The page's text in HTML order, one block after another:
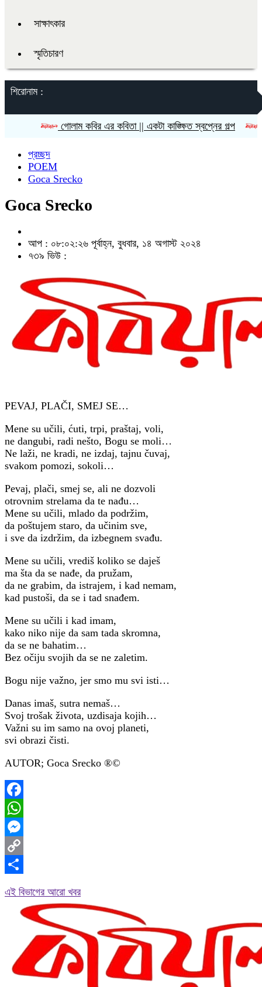
সাক্ষাৎকার
স্মৃতিচারণ
শিরোনাম :
গোলাম কবির এর কবিতা || একটা কাঙ্ক্ষিত স্বপ্নের গল্প রীতি
প্রচ্ছদ
POEM
Goca Srecko
Goca Srecko
আপ : ০৮:০২:২৬ পূর্বাহ্ন, বুধবার, ১৪ অগাস্ট ২০২৪
৭৩৯ ভিউ :
PEVAJ, PLAČI, SMEJ SE…
Mene su učili, ćuti, trpi, praštaj, voli,
ne dangubi, radi nešto, Bogu se moli…
Ne laži, ne kradi, ne izdaj, tajnu čuvaj,
svakom pomozi, sokoli…
Pevaj, plači, smej se, ali ne dozvoli
otrovnim strelama da te nađu…
Mene su učili, mlado da podržim,
da poštujem staro, da učinim sve,
i sve da izdržim, da izbegnem svađu.
Mene su učili, vrediš koliko se daješ
ma šta da se nađe, da pružam,
da ne grabim, da istrajem, i kad nemam,
kad pustoši, da se i tad snađem.
Mene su učili i kad imam,
kako niko nije da sam tada skromna,
da se ne bahatim…
Bez očiju svojih da se ne zaletim.
Bogu nije važno, jer smo mu svi isti…
Danas imaš, sutra nemaš…
Svoj trošak života, uzdisaja kojih…
Važni su im samo na ovoj planeti,
svi obrazi čisti.
AUTOR; Goca Srecko ®️©️
Facebook
WhatsApp
Messenger
Copy
এই বিভাগের আরো খবর